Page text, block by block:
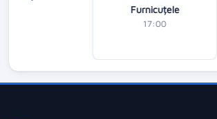
Furnicuțele
17:00